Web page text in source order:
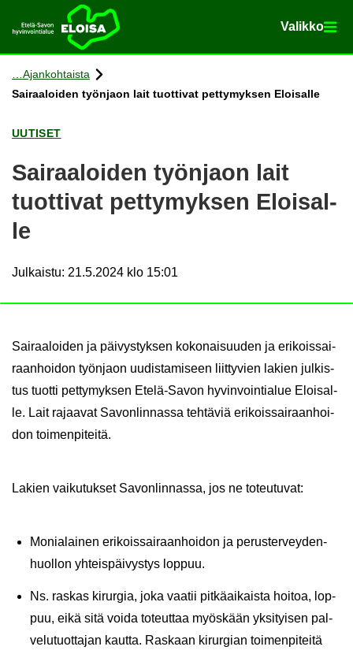
Etusi­vu Va­lik­ko
Va­lik­ko
Siir­ry si­säl­töön
Ajan­koh­tais­ta
Sai­raa­loi­den työn­jaon lait tuot­ti­vat pet­ty­myk­sen Eloi­sal­le
UU­TI­SET
Sai­raa­loi­den työn­jaon lait
tuot­ti­vat pet­ty­myk­sen Eloi­sal­
le
Julkaistu: 21.5.2024 klo 15:01
Sai­raa­loi­den ja päi­vys­tyk­sen ko­ko­nai­suu­den ja eri­kois­sai­
raan­hoi­don työn­jaon uu­dis­ta­mi­seen liit­ty­vien la­kien jul­kis­
tus tuot­ti pet­ty­myk­sen Etelä-​Savon hy­vin­voin­tia­lue Eloi­sal­
le. Lait ra­jaa­vat Sa­von­lin­nas­sa teh­tä­viä eri­kois­sai­raan­hoi­
don toi­men­pi­tei­tä.
La­kien vai­ku­tuk­set Sa­von­lin­nas­sa, jos ne to­teu­tu­vat:
Mo­nia­lai­nen eri­kois­sai­raan­hoi­don ja pe­rus­ter­vey­den­
huol­lon yh­teis­päi­vys­tys lop­puu.
Ns. ras­kas ki­rur­gia, joka vaa­tii pit­kä­ai­kais­ta hoi­toa, lop­
puu, eikä sitä voida to­teut­taa myös­kään yk­si­tyi­sen pal­
ve­lu­tuot­ta­jan kaut­ta. Ras­kaan ki­rur­gian toi­men­pi­tei­tä